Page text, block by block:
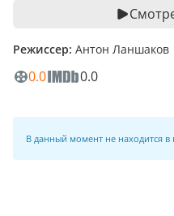
Режиссер: Антон Ланшаков
0.0 0.0
В данный момент не находится в